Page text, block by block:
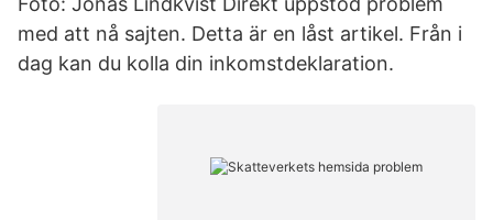
med att nå sajten. Detta är en låst artikel. Från i
dag kan du kolla din inkomstdeklaration.